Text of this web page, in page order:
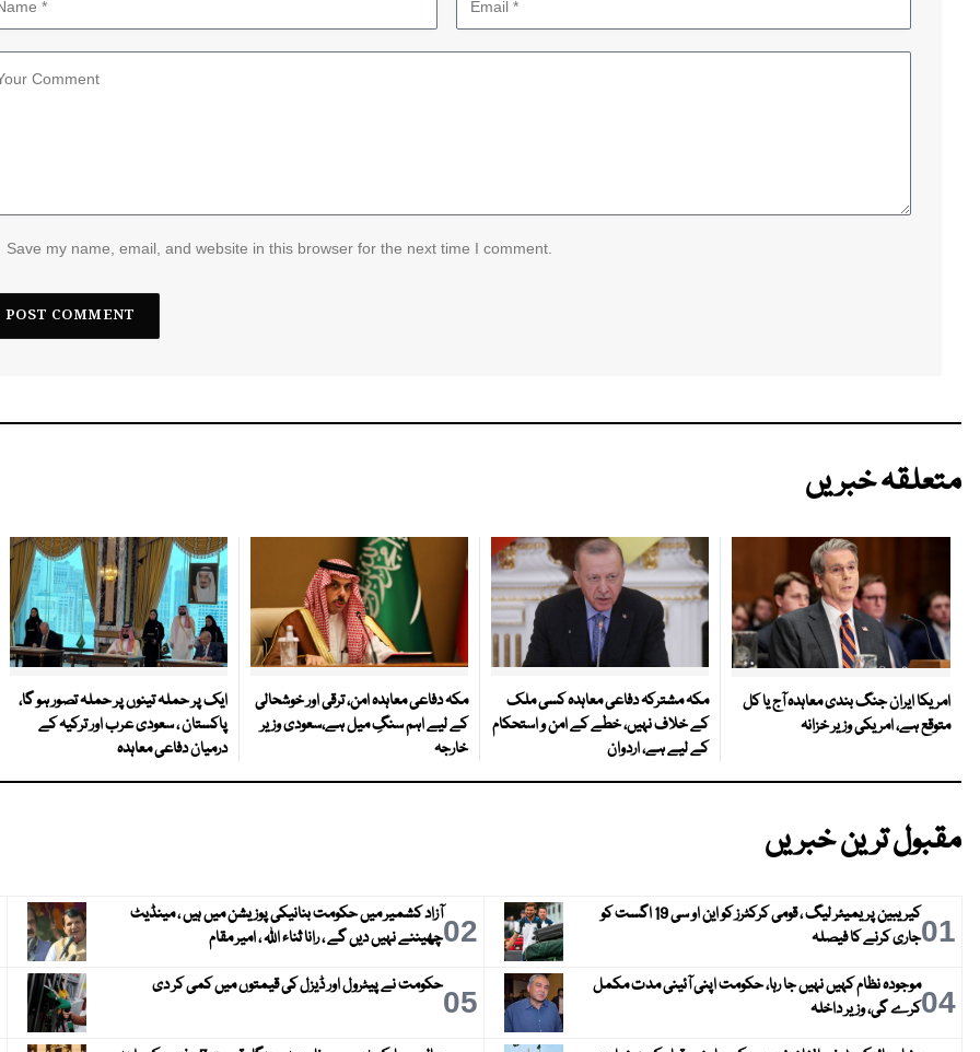
Save my name, email, and website in this browser for the next time I comment.
متعلقہ خبریں
امریکا ایران جنگ بندی معاہدہ آج یا کل
متوقع ہے، امریکی وزیر خزانہ
مکہ مشترکہ دفاعی معاہدہ کسی ملک
کے خلاف نہیں، خطے کے امن و استحکام
کے لیے ہے، اردوان
مکہ دفاعی معاہدہ امن، ترقی اور خوشحالی
کے لیے اہم سنگِ میل ہے،سعودی وزیر
خارجہ
ایک پر حملہ تینوں پر حملہ تصور ہو گا،
پاکستان ، سعودی عرب اور ترکیہ کے
درمیان دفاعی معاہدہ
مقبول ترین خبریں
01
کیریبین پریمیئر لیگ ، قومی کرکٹرز کو این او سی 19 اگست کو
جاری کرنے کا فیصلہ
02آزاد کشمیر میں حکومت بنانیکی پوزیشن میں ہیں ، مینڈیٹ
چھیننے نہیں دیں گے ، رانا ثناء اللہ ، امیر مقام
04موجودہ نظام کہیں نہیں جا رہا، حکومت اپنی آئینی مدت مکمل
کرے گی، وزیر داخلہ
05حکومت نے پیٹرول اور ڈیزل کی قیمتوں میں کمی کر دی